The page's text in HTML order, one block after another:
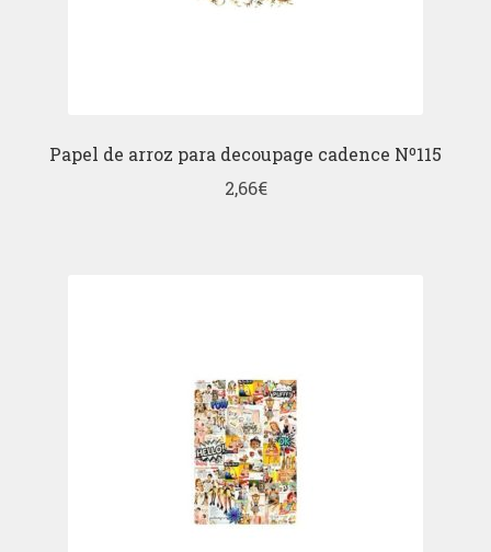
Papel de arroz para decoupage cadence Nº115
2,66€